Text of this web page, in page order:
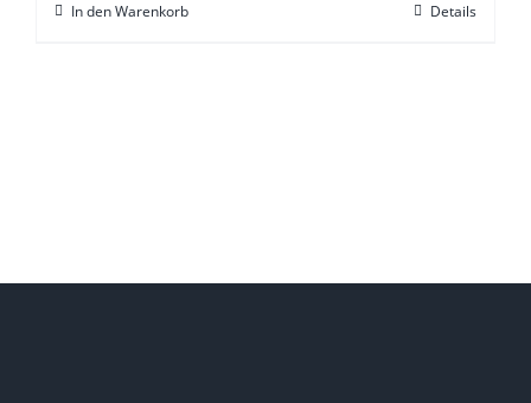
In den Warenkorb Details